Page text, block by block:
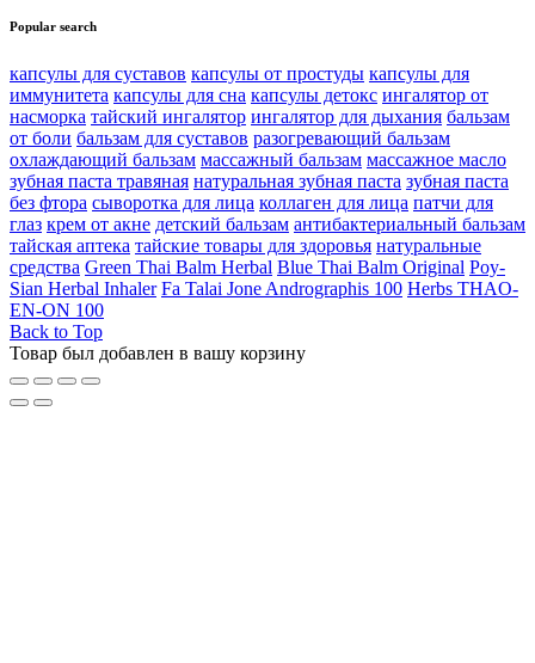
Popular search
капсулы для суставов капсулы от простуды капсулы для
иммунитета капсулы для сна капсулы детокс ингалятор от
насморка тайский ингалятор ингалятор для дыхания бальзам
от боли бальзам для суставов разогревающий бальзам
охлаждающий бальзам массажный бальзам массажное масло
зубная паста травяная натуральная зубная паста зубная паста
без фтора сыворотка для лица коллаген для лица патчи для
глаз крем от акне детский бальзам антибактериальный бальзам
тайская аптека тайские товары для здоровья натуральные
средства Green Thai Balm Herbal Blue Thai Balm Original Poy-
Sian Herbal Inhaler Fa Talai Jone Andrographis 100 Herbs THAO-
EN-ON 100
Back to Top
Товар был добавлен в вашу корзину